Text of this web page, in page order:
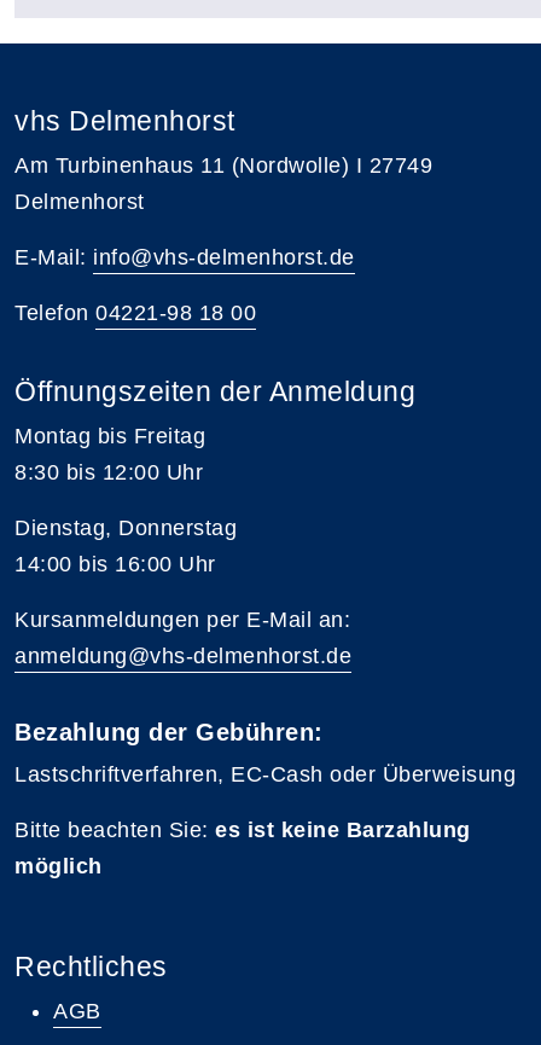
vhs Delmenhorst
Am Turbinenhaus 11 (Nordwolle) I 27749
Delmenhorst
E-Mail: info@vhs-delmenhorst.de
Telefon 04221-98 18 00
Öffnungszeiten der Anmeldung
Montag bis Freitag
8:30 bis 12:00 Uhr
Dienstag, Donnerstag
14:00 bis 16:00 Uhr
Kursanmeldungen per E-Mail an:
anmeldung@vhs-delmenhorst.de
Bezahlung der Gebühren:
Lastschriftverfahren, EC-Cash oder Überweisung
Bitte beachten Sie: es ist keine Barzahlung
möglich
Rechtliches
AGB